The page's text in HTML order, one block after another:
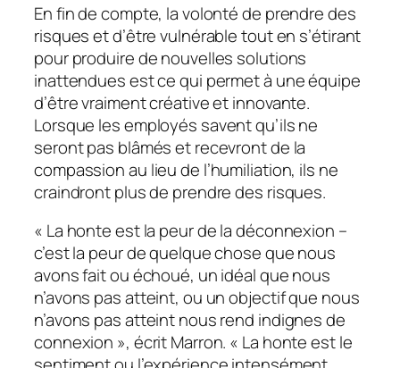
En fin de compte, la volonté de prendre des
risques et d’être vulnérable tout en s’étirant
pour produire de nouvelles solutions
inattendues est ce qui permet à une équipe
d’être vraiment créative et innovante.
Lorsque les employés savent qu’ils ne
seront pas blâmés et recevront de la
compassion au lieu de l’humiliation, ils ne
craindront plus de prendre des risques.
« La honte est la peur de la déconnexion –
c’est la peur de quelque chose que nous
avons fait ou échoué, un idéal que nous
n’avons pas atteint, ou un objectif que nous
n’avons pas atteint nous rend indignes de
connexion », écrit Marron. « La honte est le